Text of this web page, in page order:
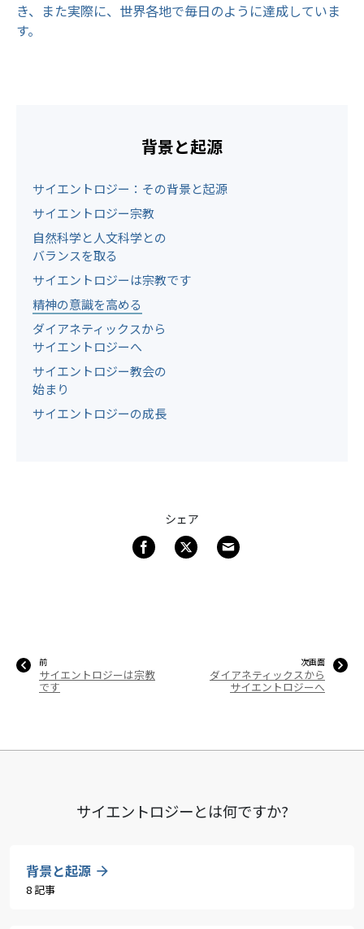
き、また実際に、世界各地で毎日のように達成していま
す。
背景と起源
サイエントロジー：その背景と起源
サイエントロジー宗教
自然科学と人文科学との
バランスを取る
サイエントロジーは宗教です
精神の意識を高める
ダイアネティックスから
サイエントロジーへ
サイエントロジー教会の
始まり
サイエントロジーの成長
シェア
前
サイエントロジーは宗教
です
次画面
ダイアネティックスから
サイエントロジーへ
サイエントロジーとは何ですか?
背景と起源
8 記事